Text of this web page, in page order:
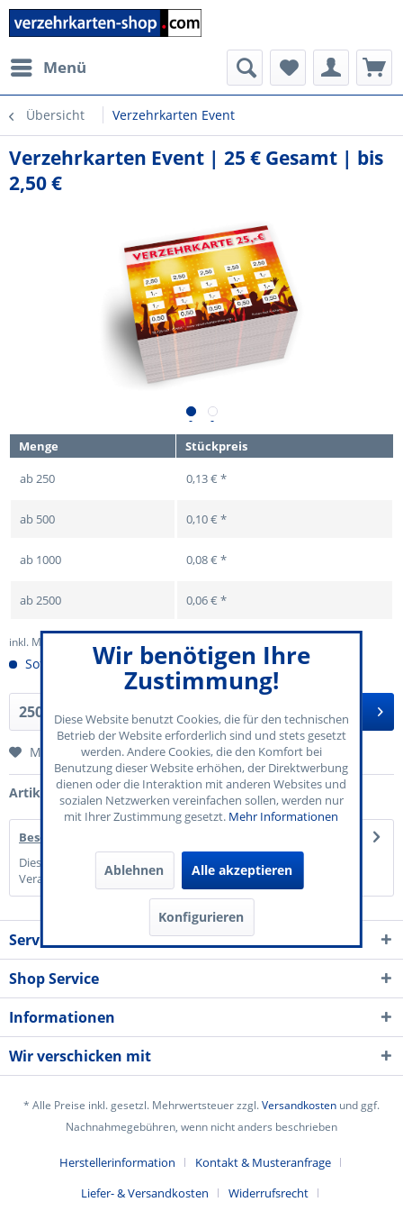
Menü
Übersicht Verzehrkarten Event
Verzehrkarten Event | 25 € Gesamt | bis
2,50 €
Menge
Stückpreis
ab250 0,13 € *
ab 500 0,10 € *
ab 1000 0,08 € *
ab2500 0,06 € *
inkl. MwSt.
Sofort versandfertig
In den Warenkorb
Merken
Artikel-Nr.: 70-125-107
Beschreibung
Diese Verzehrkarte mit dem Motiv "Event" verleiht Ihrer
Veranstaltung einen Konzert-Charakter....mehr
Service Kontakt
Shop Service
Informationen
Wir verschicken mit
* Alle Preise inkl. gesetzl. Mehrwertsteuer zzgl.Versandkosten und ggf.
Nachnahmegebühren, wenn nicht anders beschrieben
Herstellerinformation
Kontakt & Musteranfrage
Liefer- & Versandkosten
Widerrufsrecht
Wir benötigen Ihre
Zustimmung!
Diese Website benutzt Cookies, die für den technischen
Betrieb der Website erforderlich sind und stets gesetzt
werden. Andere Cookies, die den Komfort bei
Benutzung dieser Website erhöhen, der Direktwerbung
dienen oder die Interaktion mit anderen Websites und
sozialen Netzwerken vereinfachen sollen, werden nur
mit Ihrer Zustimmung gesetzt. Mehr Informationen
Ablehnen Alle akzeptieren
Konfigurieren